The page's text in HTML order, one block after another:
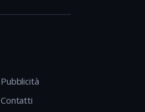
Pubblicità
Contatti